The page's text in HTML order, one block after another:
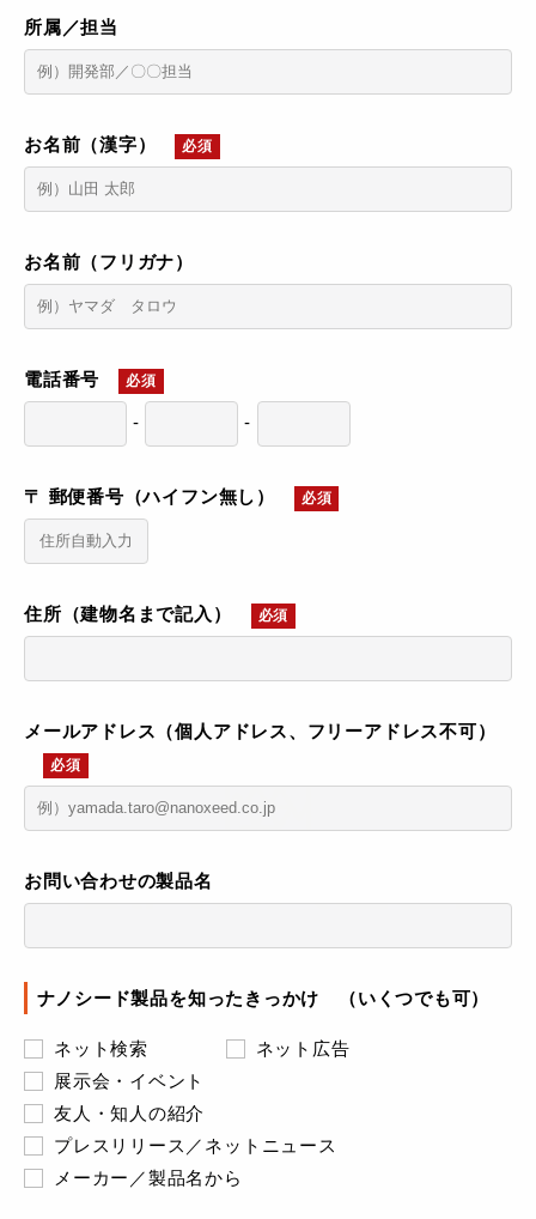
所属／担当
お名前（漢字） 必須
お名前（フリガナ）
電話番号 必須
- -
〒 郵便番号（ハイフン無し） 必須
住所（建物名まで記入） 必須
メールアドレス（個人アドレス、フリーアドレス不可）
必須
お問い合わせの製品名
ナノシード製品を知ったきっかけ （いくつでも可）
ネット検索
ネット広告
展示会・イベント
友人・知人の紹介
プレスリリース／ネットニュース
メーカー／製品名から